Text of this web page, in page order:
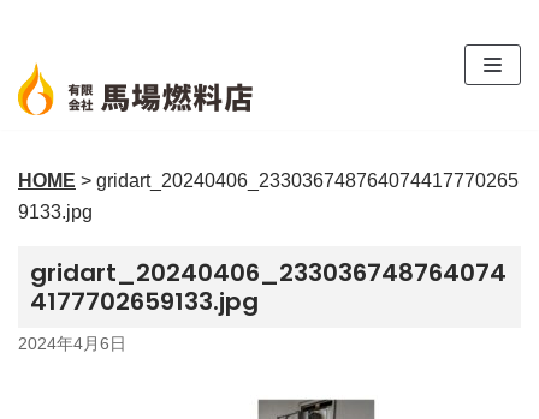
ン
テ
ン
へ
ス
ッ
プ
HOME > gridart_20240406_233036748764074417770265
9133.jpg
gridart_20240406_233036748764074
4177702659133.jpg
2024年4月6日